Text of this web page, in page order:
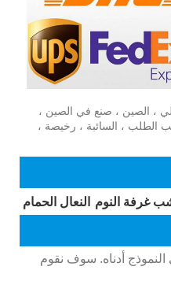
، الصين ، صنع في الصين ،
الطلب ، السائبة ، رخيصة ،
النعال الحمام غرفة النوم
أدناه. سوف نقوم